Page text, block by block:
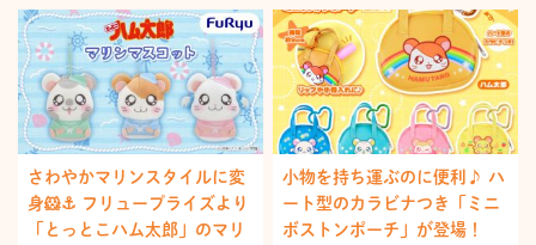
さわやかマリンスタイルに変
身🐹⚓️ フリュープライズより
「とっとこハム太郎」のマリ
小物を持ち運ぶのに便利♪ ハ
ート型のカラビナつき「ミニ
ボストンポーチ」が登場！